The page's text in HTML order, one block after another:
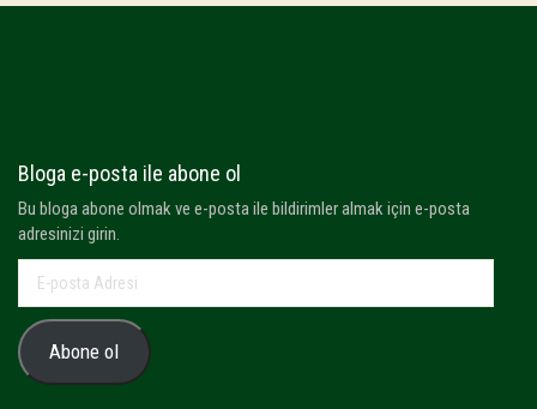
Bloga e-posta ile abone ol
Bu bloga abone olmak ve e-posta ile bildirimler almak için e-posta
adresinizi girin.
posta
Adresi
Abone ol